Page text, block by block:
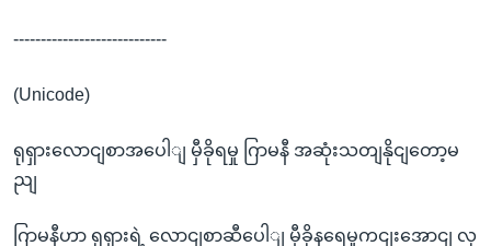
----------------------------
(Unicode)
ရုရှားလောငျစာအပေါျ မှီခိုရမှု ဂြာမနီ အဆုံးသတျနိုငျတော့မ
ညျ
ဂြာမနီဟာ ရုရှားရဲ့ လောငျစာဆီပေါျ မှီခိုနရေမှုကငျးအောငျ လု